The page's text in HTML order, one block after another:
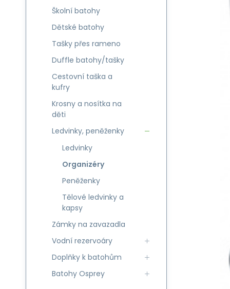
Školní batohy
Dětské batohy
Tašky přes rameno
Duffle batohy/tašky
Cestovní taška a
kufry
Krosny a nosítka na
děti
Ledvinky, peněženky
Ledvinky
Organizéry
Peněženky
Tělové ledvinky a
kapsy
Zámky na zavazadla
Vodní rezervoáry
Doplňky k batohům
Batohy Osprey